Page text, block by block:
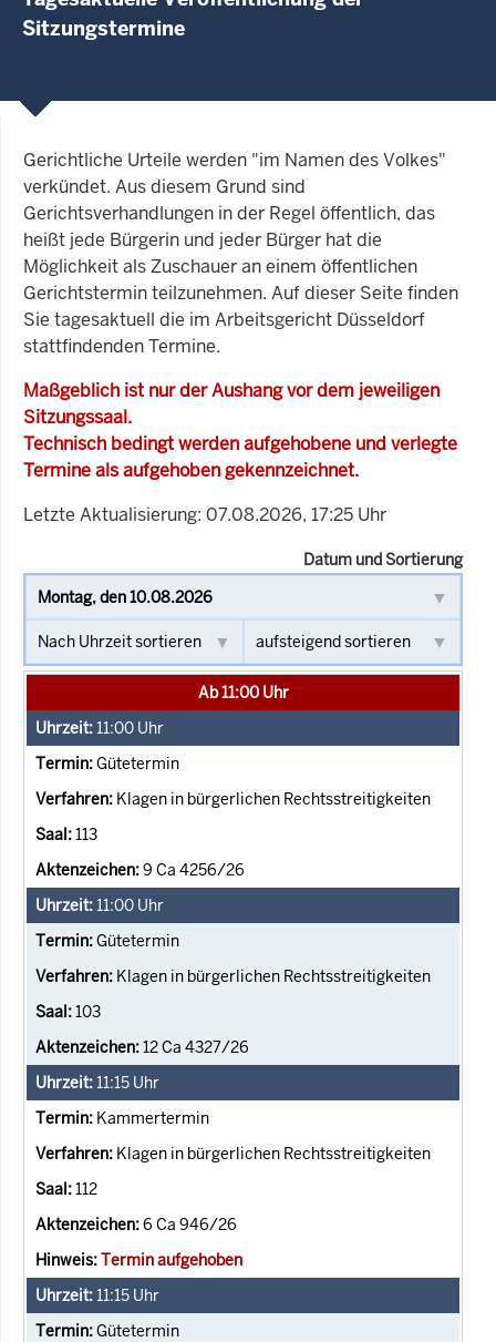
Sitzungstermine
Gerichtliche Urteile werden "im Namen des Volkes"
verkündet. Aus diesem Grund sind
Gerichtsverhandlungen in der Regel öffentlich, das
heißt jede Bürgerin und jeder Bürger hat die
Möglichkeit als Zuschauer an einem öffentlichen
Gerichtstermin teilzunehmen. Auf dieser Seite finden
Sie tagesaktuell die im Arbeitsgericht Düsseldorf
stattfindenden Termine.
Maßgeblich ist nur der Aushang vor dem jeweiligen
Sitzungssaal.
Technisch bedingt werden aufgehobene und verlegte
Termine als aufgehoben gekennzeichnet.
Letzte Aktualisierung: 07.08.2026, 17:25 Uhr
Datum und Sortierung
Ab 11:00 Uhr
11:00 Uhr
Gütetermin
Klagen in bürgerlichen Rechtsstreitigkeiten
113
9 Ca 4256/26
11:00 Uhr
Gütetermin
Klagen in bürgerlichen Rechtsstreitigkeiten
103
12 Ca 4327/26
11:15 Uhr
Kammertermin
Klagen in bürgerlichen Rechtsstreitigkeiten
112
6 Ca 946/26
Termin aufgehoben
11:15 Uhr
Gütetermin